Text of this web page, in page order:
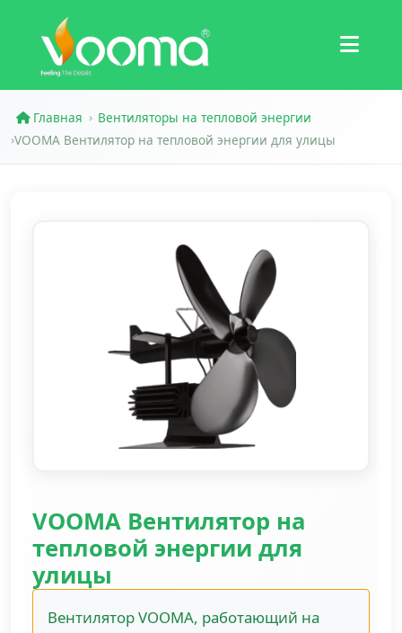
Сертификаты
Кейс
Главная › Вентиляторы на тепловой энергии
›VOOMA Вентилятор на тепловой энергии для улицы
VOOMA Вентилятор на
тепловой энергии для
улицы
Вентилятор VOOMA, работающий на